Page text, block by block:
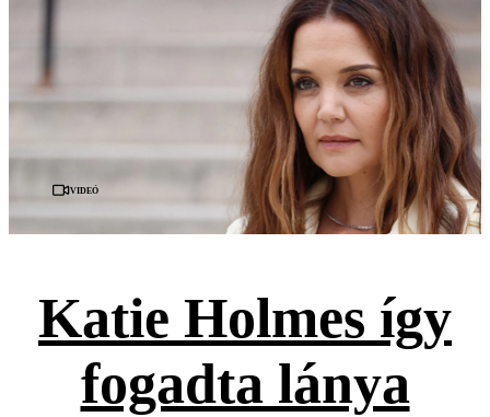
Videó
Katie Holmes így
fogadta lánya